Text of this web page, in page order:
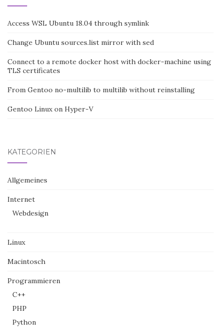
Access WSL Ubuntu 18.04 through symlink
Change Ubuntu sources.list mirror with sed
Connect to a remote docker host with docker-machine using
TLS certificates
From Gentoo no-multilib to multilib without reinstalling
Gentoo Linux on Hyper-V
KATEGORIEN
Allgemeines
Internet
Webdesign
Linux
Macintosch
Programmieren
C++
PHP
Python